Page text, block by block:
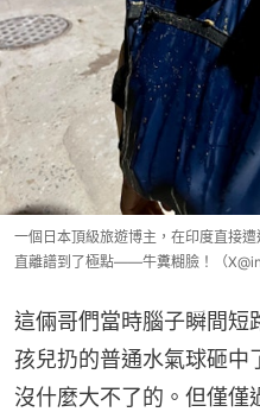
一個日本頂級旅遊博主，在印度直接
直離譜到了極點——牛糞糊臉！（
這倆哥們當時腦子瞬間短
孩兒扔的普通水氣球砸中
沒什麼大不了的。但僅僅